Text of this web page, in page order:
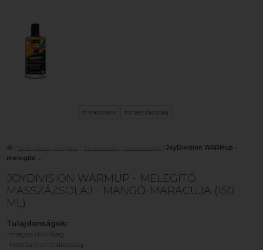
#masszázs #masszázsolaj
/JoyDivision WARMup -
melegítő ...
JOYDIVISION WARMUP - MELEGÍTŐ
MASSZÁZSOLAJ - MANGÓ-MARACUJA (150
ML)
Tulajdonságok:
-magas minőség
-hosszantartó síkosság